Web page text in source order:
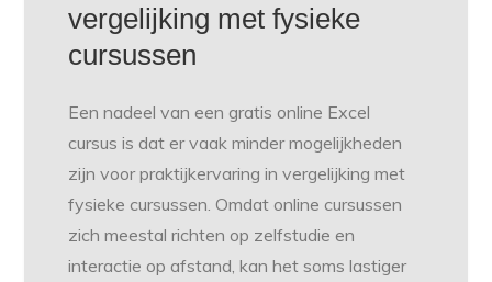
vergelijking met fysieke
cursussen
Een nadeel van een gratis online Excel
cursus is dat er vaak minder mogelijkheden
zijn voor praktijkervaring in vergelijking met
fysieke cursussen. Omdat online cursussen
zich meestal richten op zelfstudie en
interactie op afstand, kan het soms lastiger